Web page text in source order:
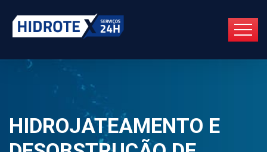
HIDROJATEAMENTO E